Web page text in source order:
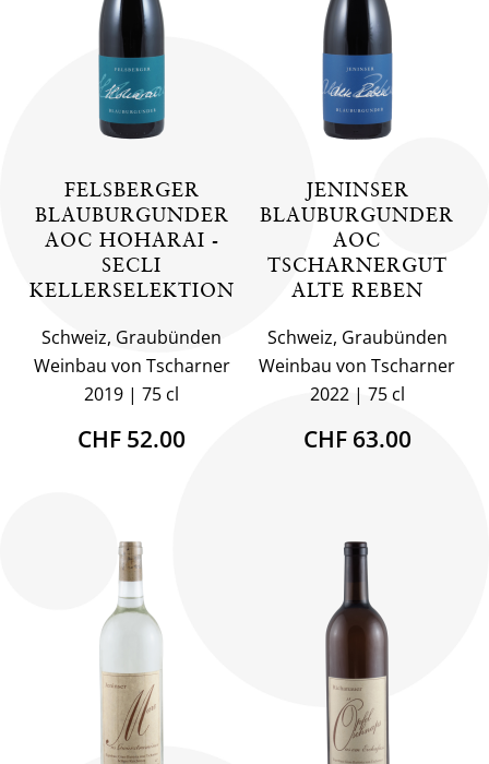
FELSBERGER
BLAUBURGUNDER
AOC HOHARAI -
SECLI
KELLERSELEKTION
Schweiz, Graubünden
Weinbau von Tscharner
2019
75 cl
CHF 52.00
JENINSER
BLAUBURGUNDER
AOC
TSCHARNERGUT
ALTE REBEN
Schweiz, Graubünden
Weinbau von Tscharner
2022
75 cl
CHF 63.00